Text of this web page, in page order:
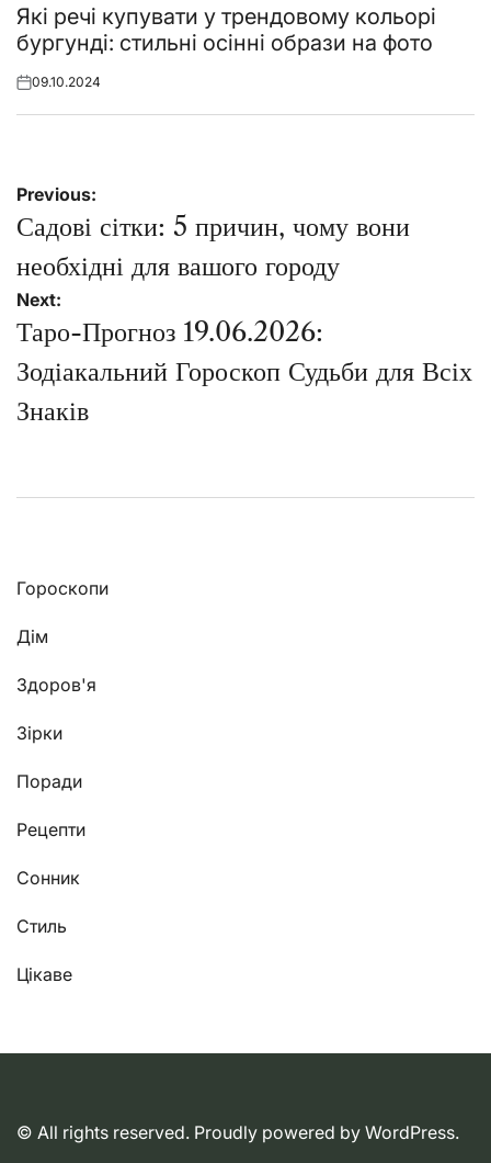
in
Які речі купувати у трендовому кольорі
бургунді: стильні осінні образи на фото
Posted
09.10.2024
Навігація
записів
Previous:
Садові сітки: 5 причин, чому вони
необхідні для вашого городу
Next:
Таро-Прогноз 19.06.2026:
Зодіакальний Гороскоп Судьби для Всіх
Знаків
Гороскопи
Дім
Здоров'я
Зірки
Поради
Рецепти
Сонник
Стиль
Цікаве
© All rights reserved. Proudly powered by WordPress.